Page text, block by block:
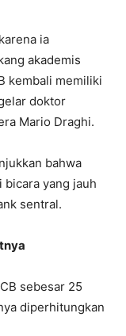
ia
akademis
kembali memiliki
doktor
Mario Draghi.
bahwa
yang jauh
sentral.
sebesar 25
diperhitungkan